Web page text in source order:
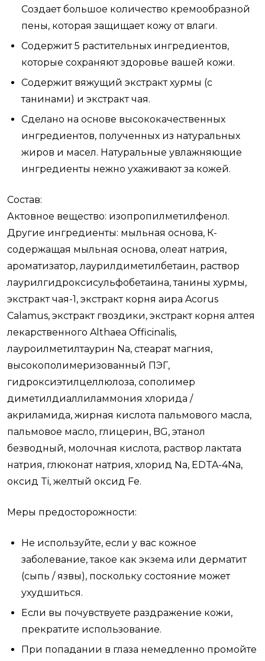
Создает большое количество кремообразной
пены, которая защищает кожу от влаги.
Содержит 5 растительных ингредиентов,
которые сохраняют здоровье вашей кожи.
Содержит вяжущий экстракт хурмы (с
танинами) и экстракт чая.
Сделано на основе высококачественных
ингредиентов, полученных из натуральных
жиров и масел. Натуральные увлажняющие
ингредиенты нежно ухаживают за кожей.
Состав:
Актовное вещество: изопропилметилфенол.
Другие ингредиенты: мыльная основа, К-
содержащая мыльная основа, олеат натрия,
ароматизатор, лаурилдиметилбетаин, раствор
лаурилгидроксисульфобетаина, танины хурмы,
экстракт чая-1, экстракт корня аира Acorus
Calamus, экстракт гвоздики, экстракт корня алтея
лекарственного Althaea Officinalis,
лауроилметилтаурин Na, стеарат магния,
высокополимеризованный ПЭГ,
гидроксиэтилцеллюлоза, сополимер
диметилдиаллиламмония хлорида /
акриламида, жирная кислота пальмового масла,
пальмовое масло, глицерин, BG, этанол
безводный, молочная кислота, раствор лактата
натрия, глюконат натрия, хлорид Na, EDTA-4Na,
оксид Ti, желтый оксид Fe.
Меры предосторожности:
Не используйте, если у вас кожное
заболевание, такое как экзема или дерматит
(сыпь / язвы), поскольку состояние может
ухудшиться.
Если вы почувствуете раздражение кожи,
прекратите использование.
При попадании в глаза немедленно промойте